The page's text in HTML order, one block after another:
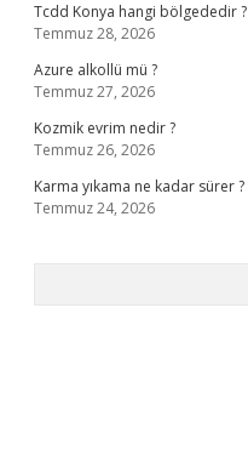
Tcdd Konya hangi bölgededir ?
Temmuz 28, 2026
Azure alkollü mü ?
Temmuz 27, 2026
Kozmik evrim nedir ?
Temmuz 26, 2026
Karma yıkama ne kadar sürer ?
Temmuz 24, 2026